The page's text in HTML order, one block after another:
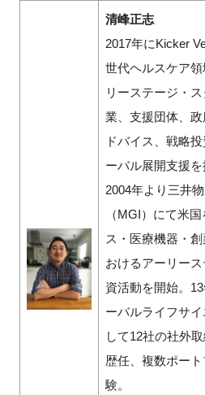
清峰正志
2017年にKicker
世代ヘルスケア
リーステージ・
業、支援団体、
ドバイス、戦略
ーバル展開支援を
2004年より三井
（MGI）にて米
ス・医療機器・
おけるアーリー
資活動を開始。
ーバルライフサ
して12社の社外
歴任、複数ポー
験。